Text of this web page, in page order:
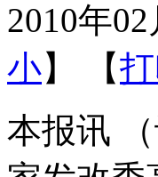
2010年
小】 【
本报讯